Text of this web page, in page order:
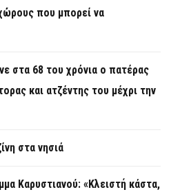
που μπορεί να
στα 68 του χρόνια ο πατέρας
και ατζέντης του μέχρι την
στα νησιά
Καρυστιανού: «Κλειστή κάστα,